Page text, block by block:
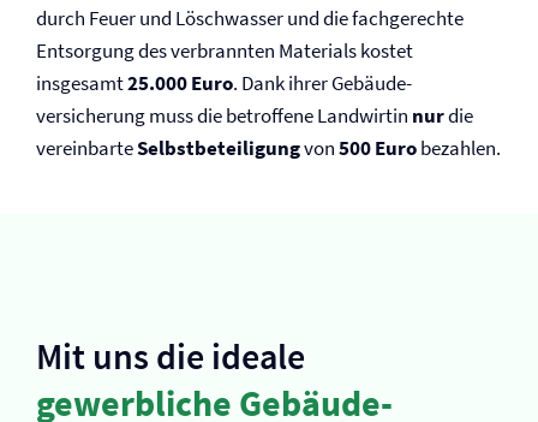
durch Feuer und Löschwasser und die fachgerechte
Entsorgung des verbrannten Materials kostet
insgesamt25.000 Euro. Dank ihrer Gebäude­
versicherung muss die betroffene Landwirtin nurdie
vereinbarteSelbst­beteiligungvon500 Eurobezahlen.
Mit uns die ideale
gewerbliche Gebäude­